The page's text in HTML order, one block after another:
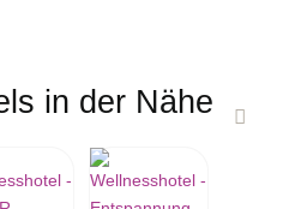
in der Nähe